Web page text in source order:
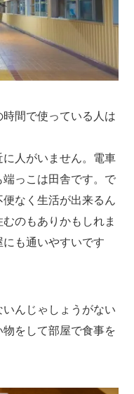
間で使っている人は
人がいません。電車
っこは田舎です。で
なく生活が出来るん
のもありかもしれま
も通いやすいです
んじゃしょうがない
をして部屋で食事を